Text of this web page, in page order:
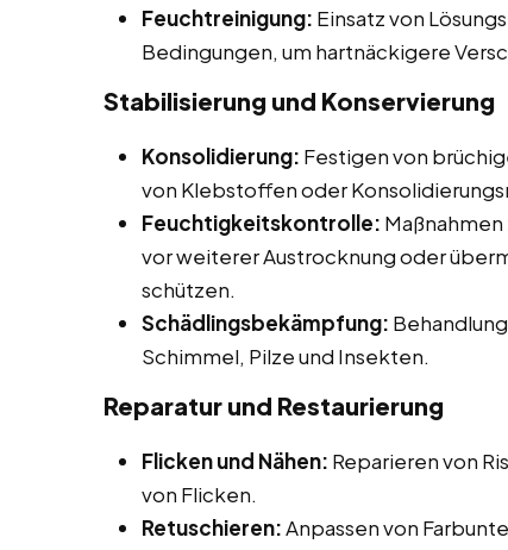
Feuchtreinigung: Einsatz von
Bedingungen, um hartnäckigere
Stabilisierung und Konservierung
Konsolidierung: Festigen von
von Klebstoffen oder
Feuchtigkeitskontrolle:
vor weiterer Austrocknung oder
schützen.
Schädlingsbekämpfung:
Schimmel, Pilze und Insekten.
Reparatur und Restaurierung
Flicken und Nähen: Reparieren von
von Flicken.
Retuschieren:Anpassen von